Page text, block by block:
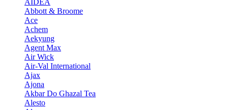
AIDEA
Abbott & Broome
Ace
Achem
Aekyung
Agent Max
Air Wick
Air-Val International
Ajax
Ajona
Akbar Do Ghazal Tea
Alesto